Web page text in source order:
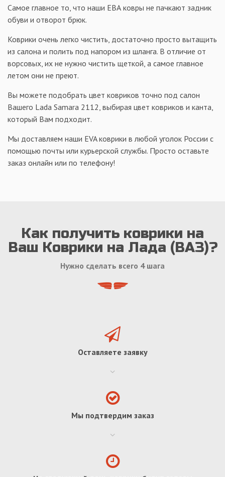
Самое главное то, что наши ЕВА ковры не пачкают задник
обуви и отворот брюк.
Коврики очень легко чистить, достаточно просто вытащить
из салона и полить под напором из шланга. В отличие от
ворсовых, их не нужно чистить щеткой, а самое главное
летом они не преют.
Вы можете подобрать цвет ковриков точно под салон
Вашего Lada Samara 2112, выбирая цвет ковриков и канта,
который Вам подходит.
Мы доставляем наши EVA коврики в любой уголок России с
помощью почты или курьерской службы. Просто оставьте
заказ онлайн или по телефону!
Как получить коврики на
Ваш Коврики на Лада (ВАЗ)?
Нужно сделать всего 4 шага
Оставляете заявку
Мы подтвердим заказ